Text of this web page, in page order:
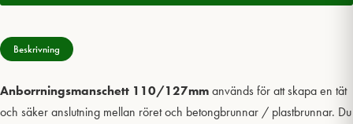
Beskrivning
Anborrningsmanschett 110/127mmanvänds för att skapa en tät
och säker anslutning mellan röret och betongbrunnar / plastbrunnar. Du